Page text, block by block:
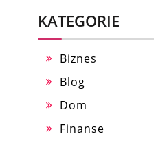
KATEGORIE
Biznes
Blog
Dom
Finanse